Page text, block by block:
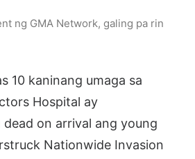
ng GMA Network, galing pa rin
10 kaninang umaga sa
Hospital ay
dead on arrival ang young
Nationwide Invasion